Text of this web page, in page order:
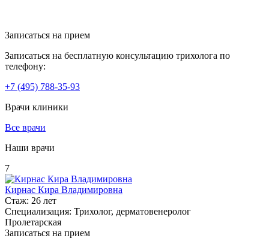
Записаться на прием
Записаться на бесплатную консультацию трихолога по
телефону:
+7 (495) 788-35-93
Врачи клиники
Все врачи
Наши врачи
7
Кирнас Кира Владимировна
Стаж: 26 лет
Специализация: Трихолог, дерматовенеролог
Пролетарская
Записаться на прием